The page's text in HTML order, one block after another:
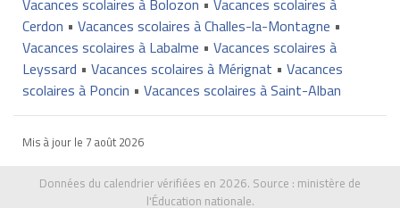
Cerdon • Vacances scolaires à Challes-la-Montagne •
Vacances scolaires à Labalme • Vacances scolaires à
Leyssard • Vacances scolaires à Mérignat • Vacances
scolaires à Poncin • Vacances scolaires à Saint-Alban
Mis à jour le 7 août 2026
Données du calendrier vérifiées en 2026. Source : ministère de
l'Éducation nationale.